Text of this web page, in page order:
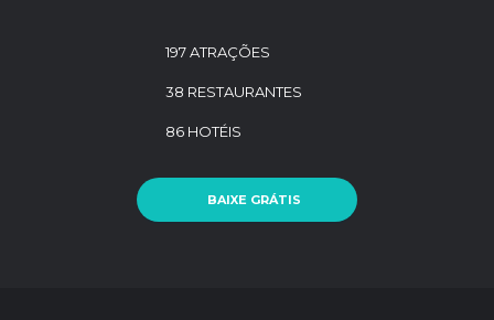
197 ATRAÇÕES
38 RESTAURANTES
86 HOTÉIS
BAIXE GRÁTIS